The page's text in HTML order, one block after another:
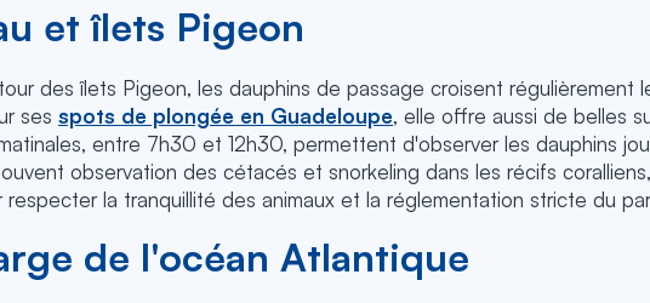
et îlets Pigeon
des îlets Pigeon, les dauphins de passage croisent régulièrement
ses spots de plongée en Guadeloupe, elle offre aussi de belles
entre 7h30 et 12h30, permettent d'observer les dauphins
observation des cétacés et snorkeling dans les récifs
la tranquillité des animaux et la réglementation stricte du
de l'océan Atlantique